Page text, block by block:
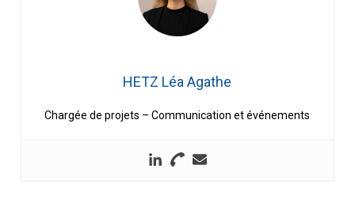
HETZ Léa Agathe
Chargée de projets – Communication et événements